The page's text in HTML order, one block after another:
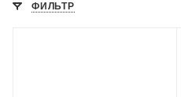
ФИЛЬТР